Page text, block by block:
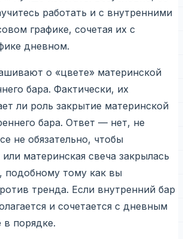
работать и с внутренними
графике, сочетая их с
дневном.
о «цвете» материнской
бара. Фактически, их
ли роль закрытие материнской
бара. Ответ — нет, не
не обязательно, чтобы
материнская свеча закрылась
подобному тому как вы
тренда. Если внутренний бар
и сочетается с дневным
порядке.